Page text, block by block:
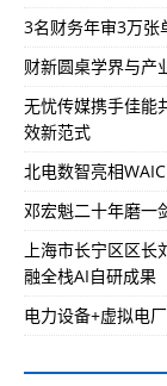
3名财务年审3万张
财新圆桌学界与产
无忧传媒携手佳能
效新范式
北电数智亮相
邓宏魁二十年磨一
上海市长宁区区
融全栈AI自研成果
电力设备+虚拟电